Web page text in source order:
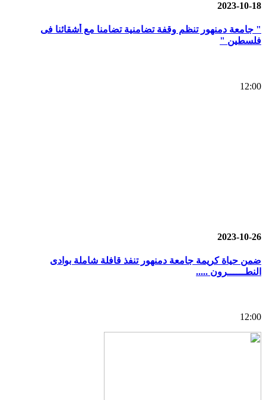
2023-10-18
" جامعة دمنهور تنظم وقفة تضامنية تضامنا مع أشقائنا فى
فلسطين "
12:00
2023-10-26
ضمن حياة كريمة جامعة دمنهور تنفذ قافلة شاملة بوادى
النطــــــرون .....
12:00